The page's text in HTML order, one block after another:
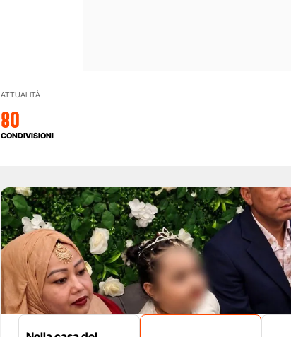
ATTUALITÀ
80
CONDIVISIONI